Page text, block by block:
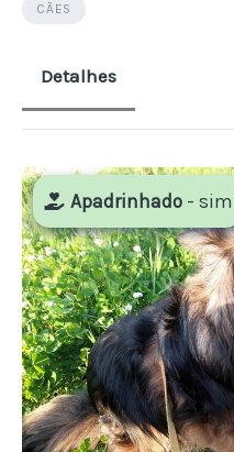
CÃES
Detalhes
Apadrinhado- sim